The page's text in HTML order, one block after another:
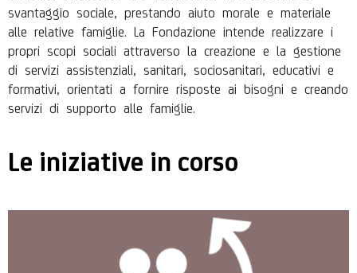
svantaggio sociale, prestando aiuto morale e materiale
alle relative famiglie. La Fondazione intende realizzare i
propri scopi sociali attraverso la creazione e la gestione
di servizi assistenziali, sanitari, sociosanitari, educativi e
formativi, orientati a fornire risposte ai bisogni e creando
servizi di supporto alle famiglie.
Le iniziative in corso